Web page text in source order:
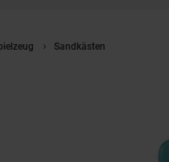
Sandkästen